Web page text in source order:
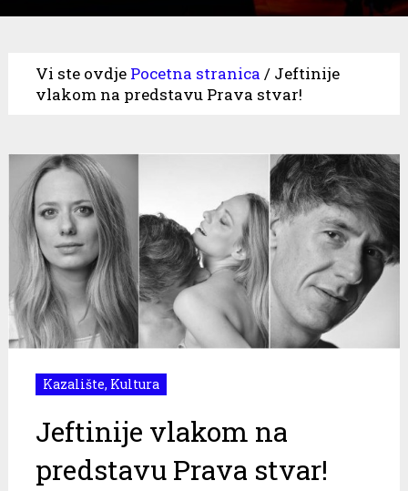
Vi ste ovdje Pocetna stranica / Jeftinije
vlakom na predstavu Prava stvar!
Kazalište, Kultura
Jeftinije vlakom na
predstavu Prava stvar!